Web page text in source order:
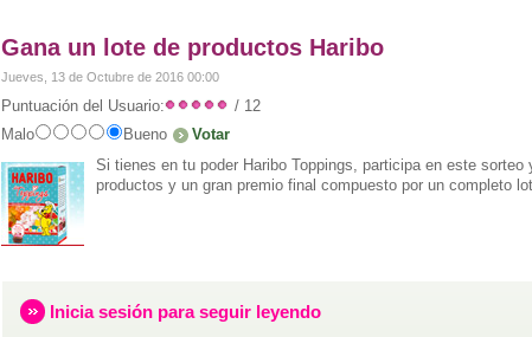
Gana un lote de productos Haribo
Jueves, 13 de Octubre de 2016 00:00
Puntuación del Usuario:
/ 12
Malo
Bueno
Si tienes en tu poder Haribo Toppings, participa en este sorteo
productos y un gran premio final compuesto por un completo
Inicia sesión para seguir leyendo